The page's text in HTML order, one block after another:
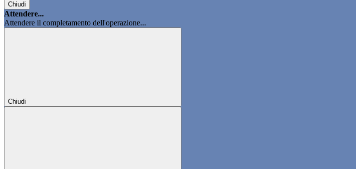
Chiudi
Attendere...
Attendere il completamento dell'operazione...
Chiudi